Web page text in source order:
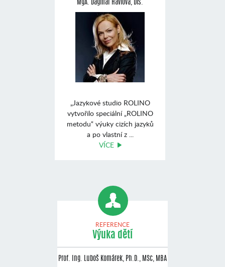
MgA. Dagmar Havlová, Dis.
„Jazykové studio ROLINO
vytvořilo speciální „ROLINO
metodu“ výuky cizích jazyků
a po vlastní z ...
VÍCE
REFERENCE
Výuka dětí
Prof. Ing. Luboš Komárek, Ph.D., MSc, MBA